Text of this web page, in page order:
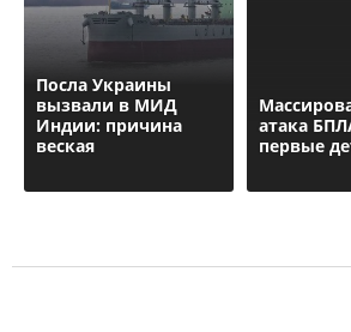
Посла Украины
вызвали в МИД
Индии: причина
веская
атака
первые